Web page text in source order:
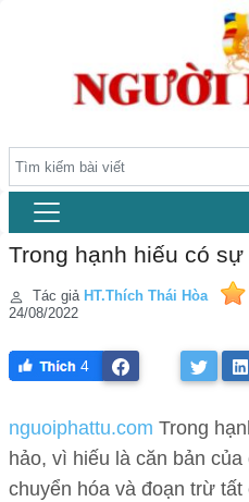
Trong hạnh hiếu có
Tác giả HT.Thích Thái Hòa
24/08/2022
4
nguoiphattu.com Trong
hảo, vì hiếu là căn bản
chuyển hóa và đoạn trừ